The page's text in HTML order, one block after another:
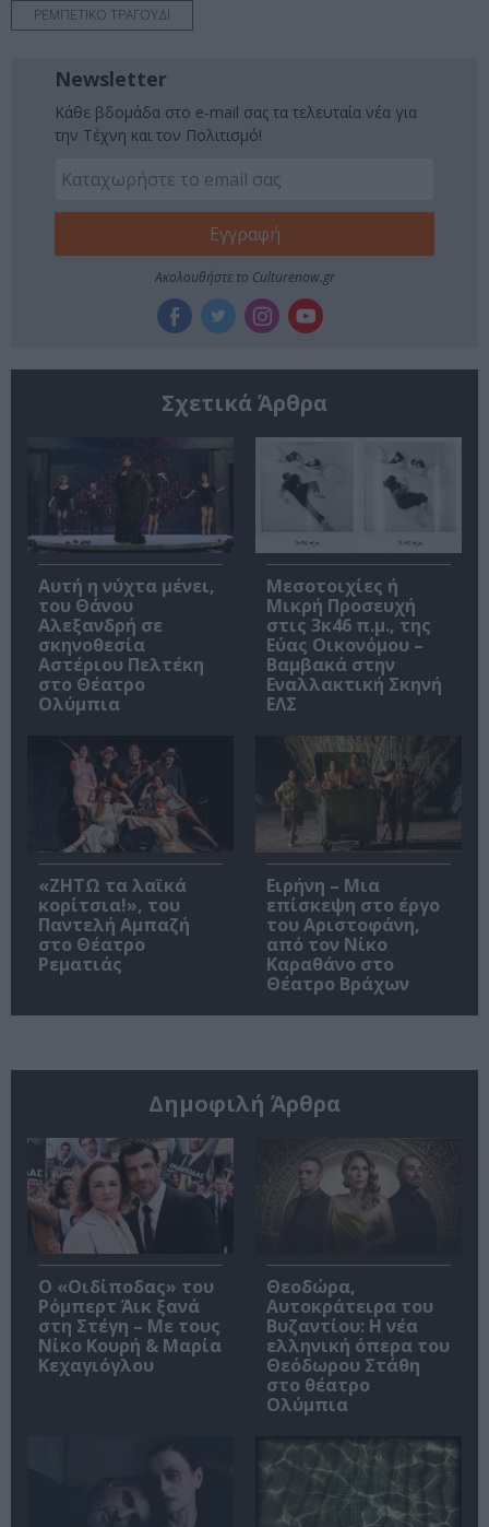
ΡΕΜΠΕΤΙΚΟ ΤΡΑΓΟΥΔΙ
Newsletter
Κάθε βδομάδα στο e-mail σας τα τελευταία νέα για
την Τέχνη και τον Πολιτισμό!
Ακολουθήστε το Culturenow.gr
Σχετικά Άρθρα
Αυτή η νύχτα μένει,
του Θάνου
Αλεξανδρή σε
σκηνοθεσία
Αστέριου Πελτέκη
στο Θέατρο
Ολύμπια
Μεσοτοιχίες ή
Μικρή Προσευχή
στις 3κ46 π.μ., της
Εύας Οικονόμου –
Βαμβακά στην
Εναλλακτική Σκηνή
ΕΛΣ
«ΖΗΤΩ τα λαϊκά
κορίτσια!», του
Παντελή Αμπαζή
στο Θέατρο
Ρεματιάς
Ειρήνη – Μια
επίσκεψη στο έργο
του Αριστοφάνη,
από τον Νίκο
Καραθάνο στο
Θέατρο Βράχων
Δημοφιλή Άρθρα
O «Οιδίποδας» του
Ρόμπερτ Άικ ξανά
στη Στέγη – Με τους
Νίκο Κουρή & Μαρία
Κεχαγιόγλου
Θεοδώρα,
Αυτοκράτειρα του
Βυζαντίου: Η νέα
ελληνική όπερα του
Θεόδωρου Στάθη
στο θέατρο
Ολύμπια